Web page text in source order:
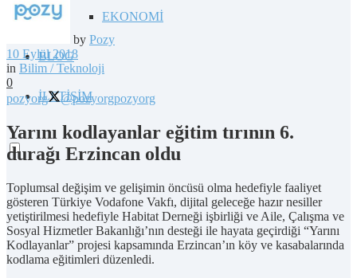
EKONOMİ
BLOG
İLETİŞİM
by Pozy
10 Eylül 2018
in Bilim / Teknoloji
0
pozyorg
@pozyorgpozyorg
Yarını kodlayanlar eğitim tırının 6.
durağı Erzincan oldu
Toplumsal değişim ve gelişimin öncüsü olma hedefiyle faaliyet
gösteren Türkiye Vodafone Vakfı, dijital geleceğe hazır nesiller
yetiştirilmesi hedefiyle Habitat Derneği işbirliği ve Aile, Çalışma ve
Sosyal Hizmetler Bakanlığı’nın desteği ile hayata geçirdiği “Yarını
Kodlayanlar” projesi kapsamında Erzincan’ın köy ve kasabalarında
kodlama eğitimleri düzenledi.